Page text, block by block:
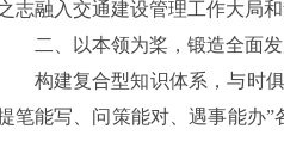
志融入交通建设管理工作大局和
二、以本领为桨，锻造全面
构建复合型知识体系，与时
笔能写、问策能对、遇事能办